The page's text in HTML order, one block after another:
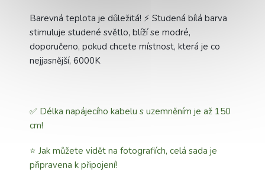
Barevná teplota je důležitá! ⚡ Studená bílá barva
stimuluje studené světlo, blíží se modré,
doporučeno, pokud chcete místnost, která je co
nejjasnější, 6000K
✅ Délka napájecího kabelu s uzemněním je až 150
cm!
⭐ Jak můžete vidět na fotografiích, celá sada je
připravena k připojení!